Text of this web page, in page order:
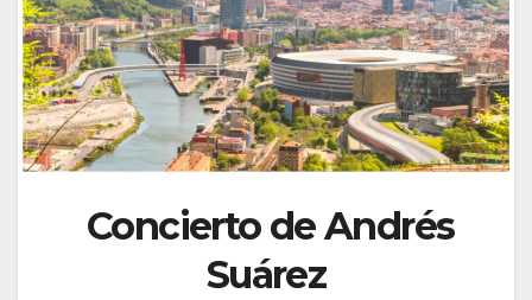
Concierto de Andrés
Suárez